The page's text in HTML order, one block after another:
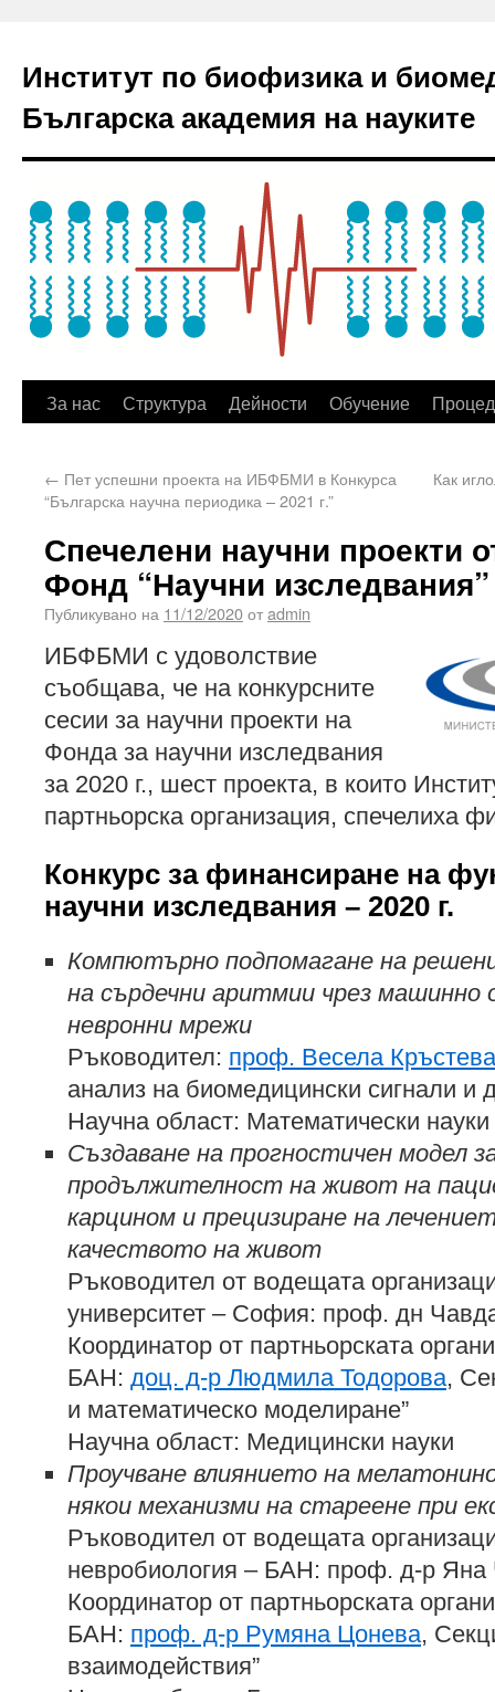
Институт по биофизика и
Българска академия на науките
За нас Структура Дейности Обучение
← Пет успешни проекта на ИБФБМИ в Конкурса
“Българска научна периодика – 2021 г.”
Как
Спечелени научни проекти
Фонд “Научни изследвания”
Публикувано на 11/12/2020отadmin
ИБФБМИ с удоволствие
съобщава, че на конкурсните
сесии за научни проекти на
Фонда за научни изследвания
за 2020 г., шест проекта, в които
партньорска организация, спечелиха
Конкурс за финансиране на
научни изследвания – 2020 г.
Компютърно подпомагане на
на сърдечни аритмии чрез машинно
невронни мрежи
Ръководител: проф. Весела Кръстева
анализ на биомедицински сигнали и
Научна област: Математически
Създаване на прогностичен модел
продължителност на живот на
карцином и прецизиране на
качеството на живот
Ръководител от водещата
университет – София: проф. дн
Координатор от партньорската
БАН: доц. д-р Людмила Тодорова,
и математическо моделиране”
Научна област: Медицински науки
Проучване влиянието на
някои механизми на стареене при
Ръководител от водещата
невробиология – БАН: проф. д-р Яна
Координатор от партньорската
БАН: проф. д-р Румяна Цонева,
взаимодействия”